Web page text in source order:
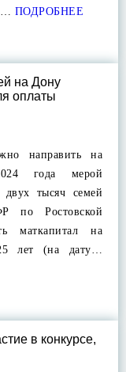
ПОДРОБНЕЕ
на Дону
оплаты
направить на
года мерой
двух тысяч семей
по Ростовской
маткапитал на
лет (на дату…
в конкурсе,